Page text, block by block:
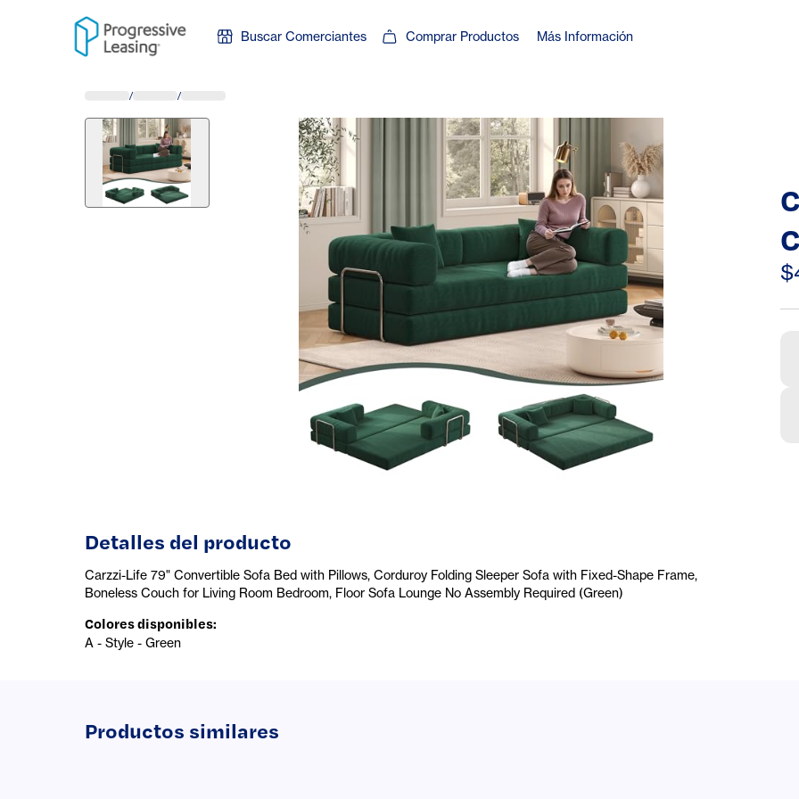
Skip to content
Buscar Comerciantes Comprar Productos Más Información
/ /
Detalles del producto
Carzzi-Life 79" Convertible Sofa Bed with Pillows, Corduroy Folding Sleeper Sofa with Fixed-Shape Frame,
Boneless Couch for Living Room Bedroom, Floor Sofa Lounge No Assembly Required (Green)
Colores disponibles:
A - Style - Green
Productos similares